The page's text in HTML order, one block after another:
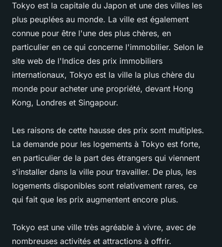
Tokyo est la capitale du Japon et une des villes les
plus peuplées au monde. La ville est également
connue pour être l'une des plus chères, en
particulier en ce qui concerne l'immobilier. Selon le
site web de l'Indice des prix immobiliers
internationaux, Tokyo est la ville la plus chère du
monde pour acheter une propriété, devant Hong
Kong, Londres et Singapour.
Les raisons de cette hausse des prix sont multiples.
La demande pour les logements à Tokyo est forte,
en particulier de la part des étrangers qui viennent
s'installer dans la ville pour travailler. De plus, les
logements disponibles sont relativement rares, ce
qui fait que les prix augmentent encore plus.
Tokyo est une ville très agréable à vivre, avec de
nombreuses activités et attractions à offrir.